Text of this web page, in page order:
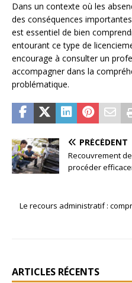
Dans un contexte où les
des conséquences
est essentiel de bien
entourant ce type de
encourage à consulter un
accompagner dans la
problématique.
PRÉCÉDENT
Recouvrement
procéder
Le recours administratif :
ARTICLES RÉCENTS